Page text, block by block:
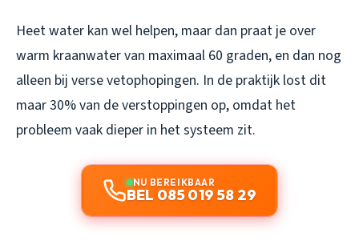
Heet water kan wel helpen, maar dan praat je over
warm kraanwater van maximaal 60 graden, en dan nog
alleen bij verse vetophopingen. In de praktijk lost dit
maar 30% van de verstoppingen op, omdat het
probleem vaak dieper in het systeem zit.
NU BEREIKBAAR
BEL 085 019 58 29